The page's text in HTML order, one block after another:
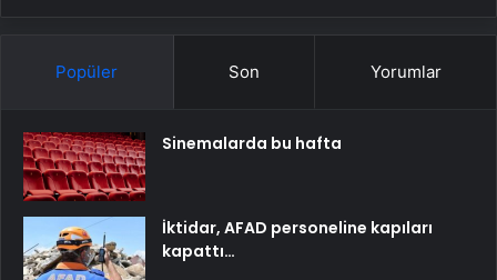
Popüler Son Yorumlar
Sinemalarda bu hafta
İktidar, AFAD personeline kapıları
kapattı…